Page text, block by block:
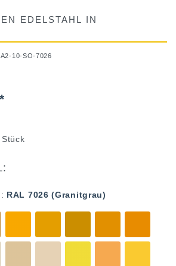
EDELSTAHL IN
10-SO-7026
*
RAL 7026 (Granitgrau)